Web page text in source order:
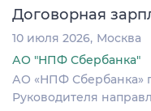
Договорная
10 июля 2026 Москва
АО "НПФ Сбербанка"
АО «НПФ Сбербанка»
Руководителя